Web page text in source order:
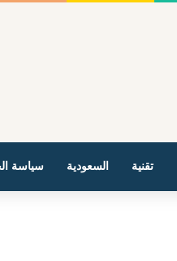
تقنية السعودية سياسة